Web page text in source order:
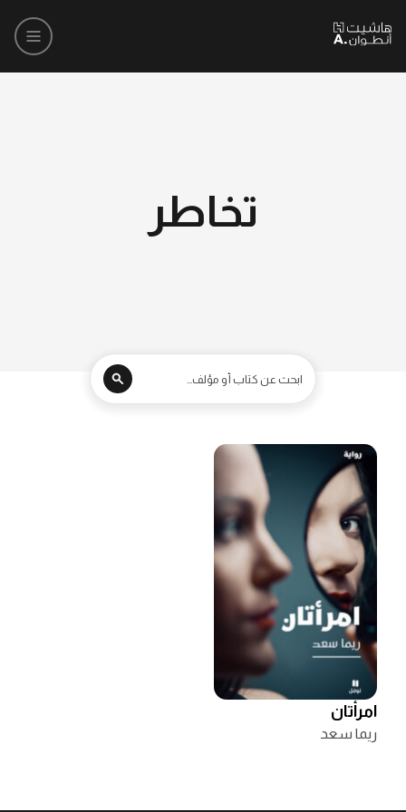
تخاطر
امرأتان
ريما سعد